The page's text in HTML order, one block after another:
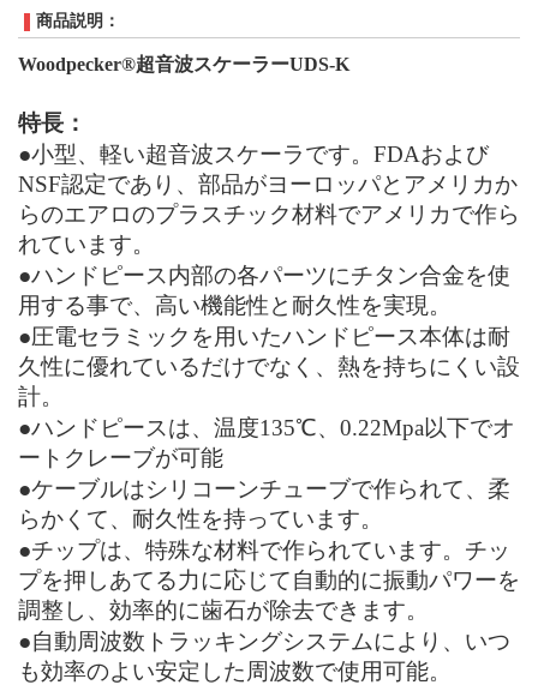
商品説明：
Woodpecker®超音波スケーラーUDS-K
特長：
●小型、軽い超音波スケーラです。FDAおよび
NSF認定であり、部品がヨーロッパとアメリカか
らのエアロのプラスチック材料でアメリカで作ら
れています。
●ハンドピース内部の各パーツにチタン合金を使
用する事で、高い機能性と耐久性を実現。
●圧電セラミックを用いたハンドピース本体は耐
久性に優れているだけでなく、熱を持ちにくい設
計。
●ハンドピースは、温度135℃、0.22Mpa以下でオ
ートクレーブが可能
●ケーブルはシリコーンチューブで作られて、柔
らかくて、耐久性を持っています。
●チップは、特殊な材料で作られています。チッ
プを押しあてる力に応じて自動的に振動パワーを
調整し、効率的に歯石が除去できます。
●自動周波数トラッキングシステムにより、いつ
も効率のよい安定した周波数で使用可能。